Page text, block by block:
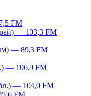
FM
— 103,3 FM
— 89,3 FM
— 106,9 FM
— 104,0 FM
FM